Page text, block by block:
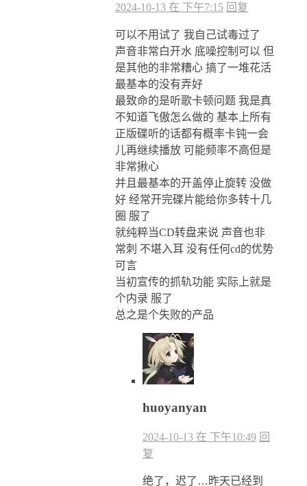
2024-10-13 在 下午7:15 回复
可以不用试了 我自己试毒过了
声音非常白开水 底噪控制可以 但
是其他的非常糟心 搞了一堆花活
最基本的没有弄好
最致命的是听歌卡顿问题 我是真
不知道飞傲怎么做的 基本上所有
正版碟听的话都有概率卡钝一会
儿再继续播放 可能频率不高但是
非常揪心
并且最基本的开盖停止旋转 没做
好 经常开完碟片能给你多转十几
圈 服了
就纯粹当CD转盘来说 声音也非
常刺 不堪入耳 没有任何cd的优势
可言
当初宣传的抓轨功能 实际上就是
个内录 服了
总之是个失败的产品
huoyanyan
2024-10-13 在 下午10:49 回
复
绝了，迟了…昨天已经到